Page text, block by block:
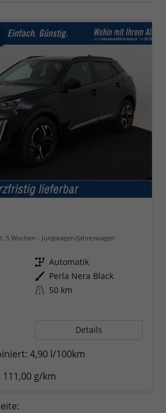
5 Wochen Jungwagen/Jahreswagen
Getriebe Automatik
Außenfarbe Perla Nera Black
Kilometerstand 50 km
Details
4,90 l/100km
111,00 g/km